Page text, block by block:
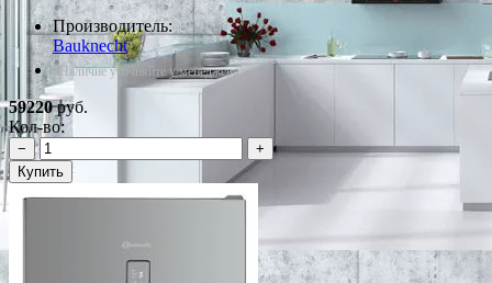
Производитель:
Bauknecht
*Наличие уточняйте у менеджера
59220руб.
Кол-во:
−
+
Купить